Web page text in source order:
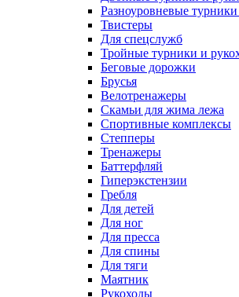
Разноуровневые
Твистеры
Для спецслужб
Тройные турники и
Беговые дорожки
Брусья
Велотренажеры
Скамьи для жима лежа
Спортивные комплексы
Степперы
Тренажеры
Баттерфляй
Гиперэкстензии
Гребля
Для детей
Для ног
Для пресса
Для спины
Для тяги
Маятник
Рукоходы